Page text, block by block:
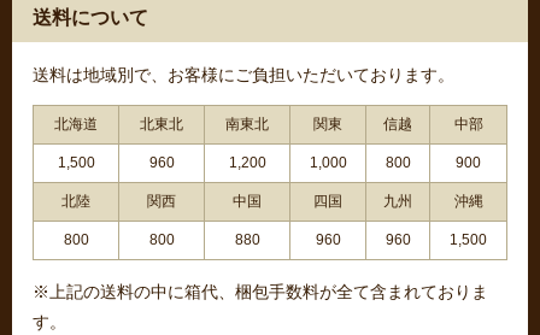
送料について
送料は地域別で、お客様にご負担いただいております。
北海道 北東北 南東北 関東 信越 中部
1,500 960 1,200 1,000 800 900
北陸 関西 中国 四国 九州 沖縄
800 800 880 960 960 1,500
※上記の送料の中に箱代、梱包手数料が全て含まれておりま
す。